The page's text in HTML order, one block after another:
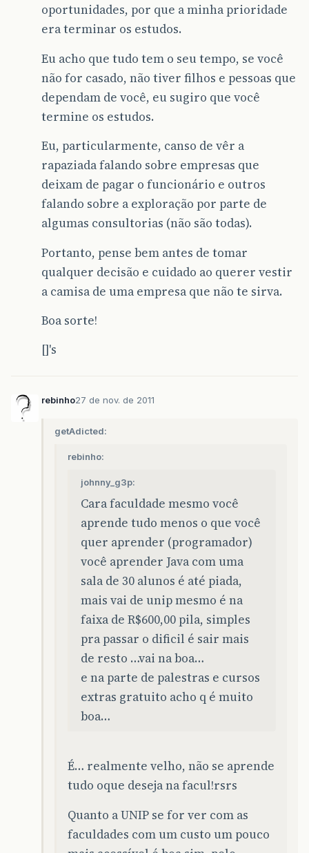
oportunidades, por que a minha prioridade
era terminar os estudos.
Eu acho que tudo tem o seu tempo, se você
não for casado, não tiver filhos e pessoas que
dependam de você, eu sugiro que você
termine os estudos.
Eu, particularmente, canso de vêr a
rapaziada falando sobre empresas que
deixam de pagar o funcionário e outros
falando sobre a exploração por parte de
algumas consultorias (não são todas).
Portanto, pense bem antes de tomar
qualquer decisão e cuidado ao querer vestir
a camisa de uma empresa que não te sirva.
Boa sorte!
[]'s
rebinho27 de nov. de 2011
getAdicted:
rebinho:
johnny_g3p:
Cara faculdade mesmo você
aprende tudo menos o que você
quer aprender (programador)
você aprender Java com uma
sala de 30 alunos é até piada,
mais vai de unip mesmo é na
faixa de R$600,00 pila, simples
pra passar o dificil é sair mais
de resto …vai na boa…
e na parte de palestras e cursos
extras gratuito acho q é muito
boa…
É… realmente velho, não se aprende
tudo oque deseja na facul!rsrs
Quanto a UNIP se for ver com as
faculdades com um custo um pouco